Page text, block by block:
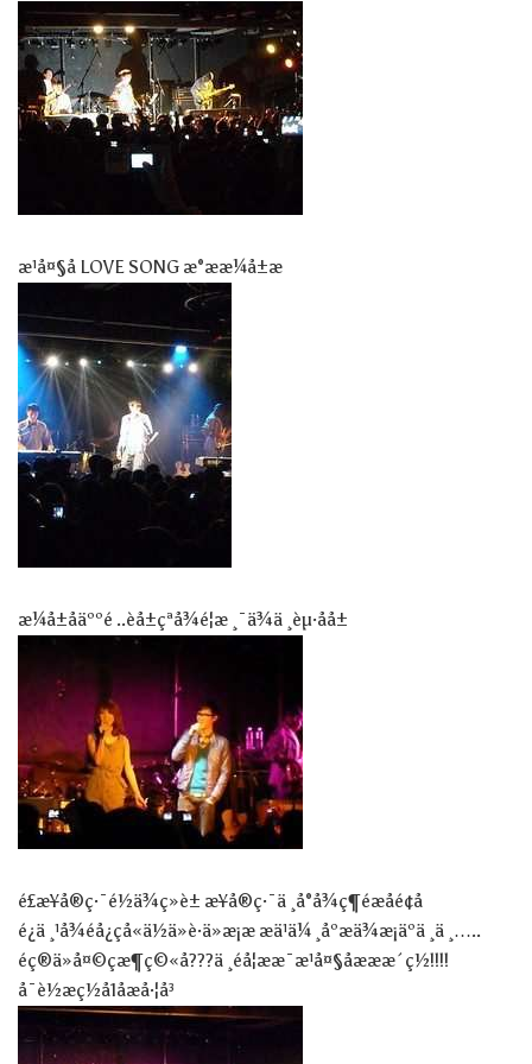
æ¹å¤§å LOVE SONG æ°æ­æ¼å±æ
æ¼å±åäººé ..èå±çªå¾é¦æ¸¯ä¾ä¸èµ·åå±
é£æ¥å®ç·¯é½ä¾ç»è± æ¥å®ç·¯ä¸å°å¾ç¶éæåé¢å
é¿ä¸¹å¾éå¿çå«ä½ä»è·ä»æ¡æ æä¹ä¼¸åºæä¾æ¡äºä¸ä¸…..
éç®ä»å¤©çæ¶ç©«å???ä¸éå¦ææ¯æ¹å¤§åæææ´ç½!!!!
å¯è½æç½å1åæå·¦å³